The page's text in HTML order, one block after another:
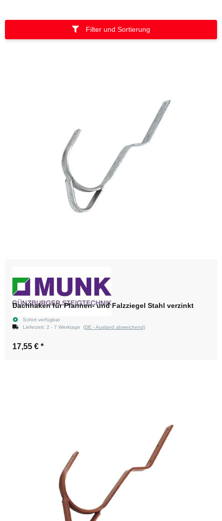
Filter und Sortierung
Dachhaken für Pfannen- und Falzziegel Stahl verzinkt
Sofort verfügbar
Lieferzeit: 2 - 7 Werktage (DE - Ausland abweichend)
17,55 € *